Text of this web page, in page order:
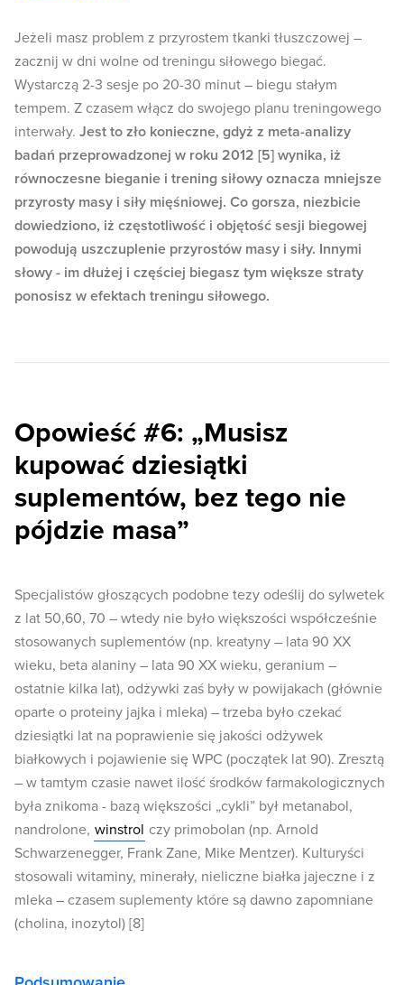
Jeżeli masz problem z przyrostem tkanki tłuszczowej –
zacznij w dni wolne od treningu siłowego biegać.
Wystarczą 2-3 sesje po 20-30 minut – biegu stałym
tempem. Z czasem włącz do swojego planu treningowego
interwały. Jest to zło konieczne, gdyż z meta-analizy
badań przeprowadzonej w roku 2012 [5] wynika, iż
równoczesne bieganie i trening siłowy oznacza mniejsze
przyrosty masy i siły mięśniowej. Co gorsza, niezbicie
dowiedziono, iż częstotliwość i objętość sesji biegowej
powodują uszczuplenie przyrostów masy i siły. Innymi
słowy - im dłużej i częściej biegasz tym większe straty
ponosisz w efektach treningu siłowego.
Opowieść #6: „Musisz
kupować dziesiątki
suplementów, bez tego nie
pójdzie masa”
Specjalistów głoszących podobne tezy odeślij do sylwetek
z lat 50,60, 70 – wtedy nie było większości współcześnie
stosowanych suplementów (np. kreatyny – lata 90 XX
wieku, beta alaniny – lata 90 XX wieku, geranium –
ostatnie kilka lat), odżywki zaś były w powijakach (głównie
oparte o proteiny jajka i mleka) – trzeba było czekać
dziesiątki lat na poprawienie się jakości odżywek
białkowych i pojawienie się WPC (początek lat 90). Zresztą
– w tamtym czasie nawet ilość środków farmakologicznych
była znikoma - bazą większości „cykli” był metanabol,
nandrolone, winstrol czy primobolan (np. Arnold
Schwarzenegger, Frank Zane, Mike Mentzer). Kulturyści
stosowali witaminy, minerały, nieliczne białka jajeczne i z
mleka – czasem suplementy które są dawno zapomniane
(cholina, inozytol) [8]